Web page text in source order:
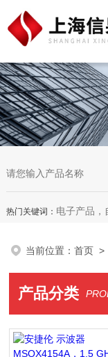
热门关键词： 电子产品，
当前位置：首页 >
产品分类